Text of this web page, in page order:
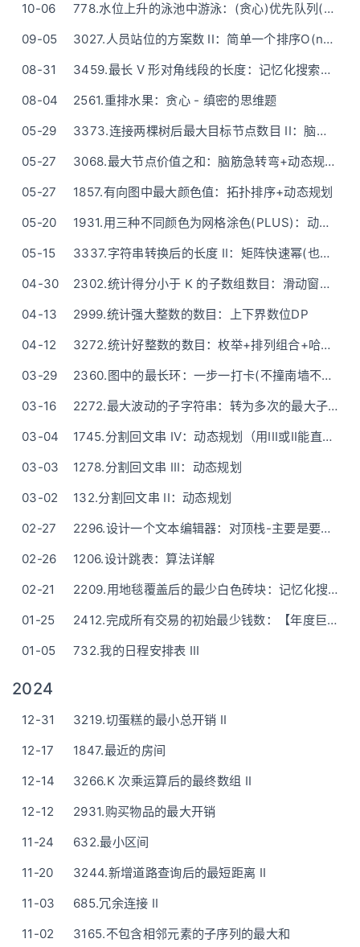
10-06
778.水位上升的泳池中游泳：(贪心)优先队列(附C++/Python/Java/Go/Rust优先队列方法表)
09-05
3027.人员站位的方案数 II：简单一个排序O(n^2)——ASCII图解
08-31
3459.最长 V 形对角线段的长度：记忆化搜索——就一步步试
08-04
2561.重排水果：贪心 - 缜密的思维题
05-29
3373.连接两棵树后最大目标节点数目 II：脑筋急转弯+广度优先搜索(黑白染色法)
05-27
3068.最大节点价值之和：脑筋急转弯+动态规划（O(1)空间）
05-27
1857.有向图中最大颜色值：拓扑排序+动态规划
05-20
1931.用三种不同颜色为网格涂色(PLUS)：动态规划/矩阵快速幂 - n=10^18也能做
05-15
3337.字符串转换后的长度 II：矩阵快速幂(也没有想象中的那么高级啦)
04-30
2302.统计得分小于 K 的子数组数目：滑动窗口（不需要前缀和）
04-13
2999.统计强大整数的数目：上下界数位DP
04-12
3272.统计好整数的数目：枚举+排列组合+哈希表
03-29
2360.图中的最长环：一步一打卡(不撞南墙不回头) - 通过故事讲道理
03-16
2272.最大波动的子字符串：转为多次的最大子数组和 - 一步步思考推导
03-04
1745.分割回文串 IV：动态规划（用III或II能直接秒）
03-03
1278.分割回文串 III：动态规划
03-02
132.分割回文串 II：动态规划
02-27
2296.设计一个文本编辑器：对顶栈-主要是要细心下标问题（ASCII字符通俗语言描述）
02-26
1206.设计跳表：算法详解
02-21
2209.用地毯覆盖后的最少白色砖块：记忆化搜索之——深度优先搜索(DFS)
01-25
2412.完成所有交易的初始最少钱数：【年度巨献】举例说明(讲明白)，由难至简(手脚不乱)，附Python一行版
01-05
732.我的日程安排表 III
2024
12-31
3219.切蛋糕的最小总开销 II
12-17
1847.最近的房间
12-14
3266.K 次乘运算后的最终数组 II
12-12
2931.购买物品的最大开销
11-24
632.最小区间
11-20
3244.新增道路查询后的最短距离 II
11-03
685.冗余连接 II
11-02
3165.不包含相邻元素的子序列的最大和